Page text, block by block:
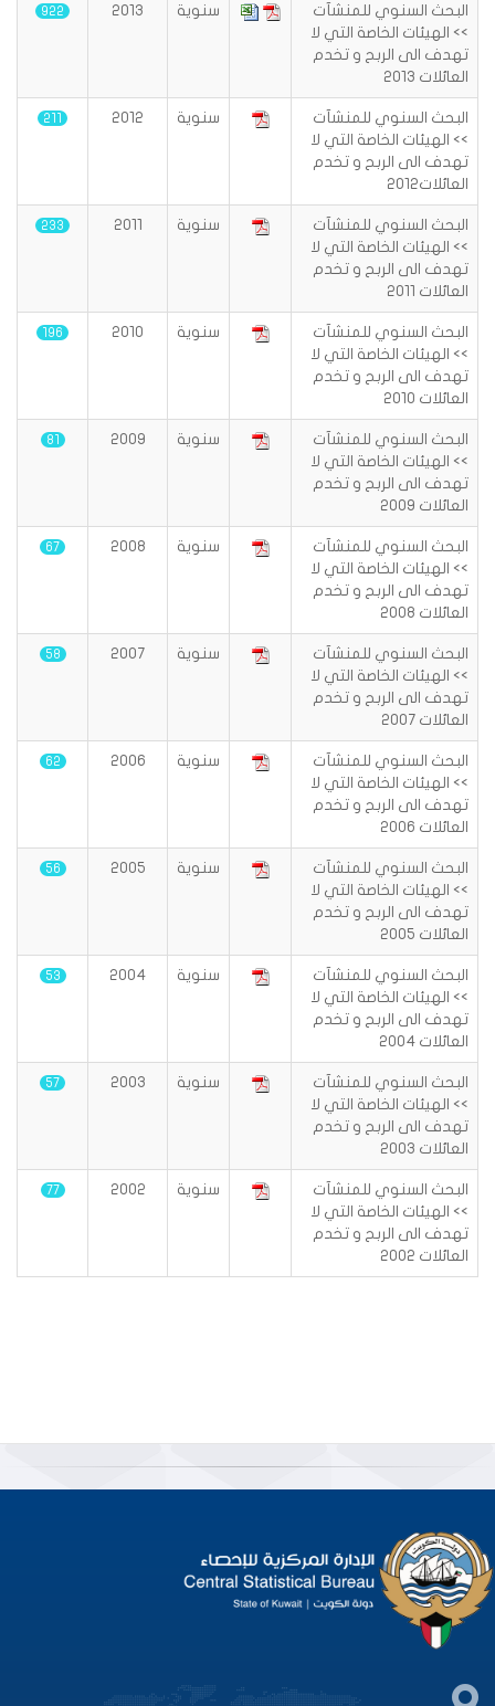
البحث السنوي للمنشآت
>> الهيئات الخاصة التي لا
تهدف الى الربح و تخدم
العائلات 2013
سنوية 2013
922
البحث السنوي للمنشآت
>> الهيئات الخاصة التي لا
تهدف الى الربح و تخدم
العائلات2012
سنوية 2012
211
البحث السنوي للمنشآت
>> الهيئات الخاصة التي لا
تهدف الى الربح و تخدم
العائلات 2011
سنوية 2011
233
البحث السنوي للمنشآت
>> الهيئات الخاصة التي لا
تهدف الى الربح و تخدم
العائلات 2010
سنوية 2010
196
البحث السنوي للمنشآت
>> الهيئات الخاصة التي لا
تهدف الى الربح و تخدم
العائلات 2009
سنوية 2009
81
البحث السنوي للمنشآت
>> الهيئات الخاصة التي لا
تهدف الى الربح و تخدم
العائلات 2008
سنوية 2008
67
البحث السنوي للمنشآت
>> الهيئات الخاصة التي لا
تهدف الى الربح و تخدم
العائلات 2007
سنوية 2007
58
البحث السنوي للمنشآت
>> الهيئات الخاصة التي لا
تهدف الى الربح و تخدم
العائلات 2006
سنوية 2006
62
البحث السنوي للمنشآت
>> الهيئات الخاصة التي لا
تهدف الى الربح و تخدم
العائلات 2005
سنوية 2005
56
البحث السنوي للمنشآت
>> الهيئات الخاصة التي لا
تهدف الى الربح و تخدم
العائلات 2004
سنوية 2004
53
البحث السنوي للمنشآت
>> الهيئات الخاصة التي لا
تهدف الى الربح و تخدم
العائلات 2003
سنوية 2003
57
البحث السنوي للمنشآت
>> الهيئات الخاصة التي لا
تهدف الى الربح و تخدم
العائلات 2002
سنوية 2002
77